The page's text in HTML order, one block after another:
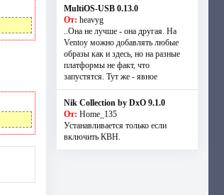
MultiOS-USB 0.13.0
От: heavyg
..Она не лучше - она другая. На
Ventoy можно добавлять любые
образы как и здесь, но на разные
платформы не факт, что
запустятся. Тут же - явное
Nik Collection by DxO 9.1.0
От: Home_135
Устанавливается только если
включить КВН.